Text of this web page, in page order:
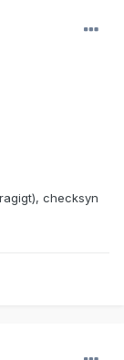
checksyn